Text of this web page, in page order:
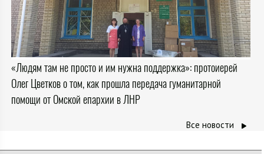
«Людям там не просто и им нужна поддержка»: протоиерей
Олег Цветков о том, как прошла передача гуманитарной
помощи от Омской епархии в ЛНР
Все новости